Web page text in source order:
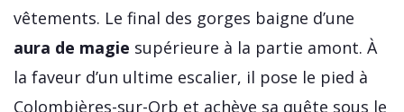
vêtements. Le final des gorges baigne d’une
aura de magie supérieure à la partie amont. À
la faveur d’un ultime escalier, il pose le pied à
Colombières-sur-Orb et achève sa quête sous le